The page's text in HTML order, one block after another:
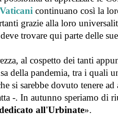
continuano così la
grazie alla loro
trovare qui parte delle
al cospetto dei tanti
della pandemia, tra i quali
si sarebbe dovuto tenere ad
-. In autunno speriamo di
all'Urbinate».